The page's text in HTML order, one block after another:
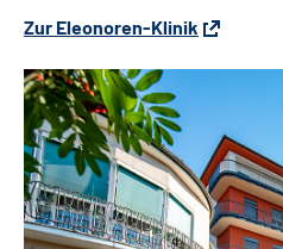
Zur Eleonoren-Klinik